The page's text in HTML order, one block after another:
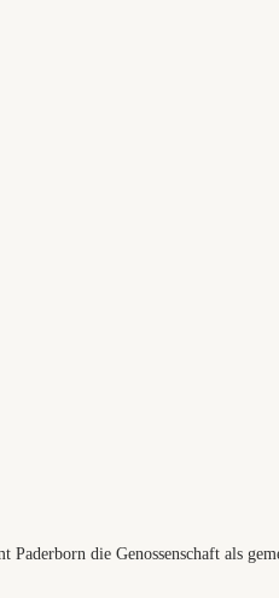
die Genossenschaft als